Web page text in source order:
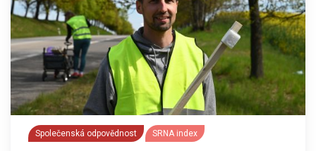
Společenská odpovědnost SRNA index